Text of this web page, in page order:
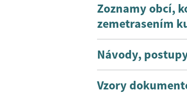
Zoznamy obcí,
zemetrasením
Návody,
Vzory